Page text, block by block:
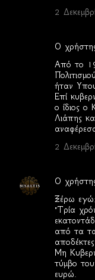
2
Ο
Από το
ήταν
Επί
ο ίδιος ο
Λιάπης
2
Ο
Ξέρω εγώ;
"Τρία
από τα
Μη
τύμβο
ευρώ.